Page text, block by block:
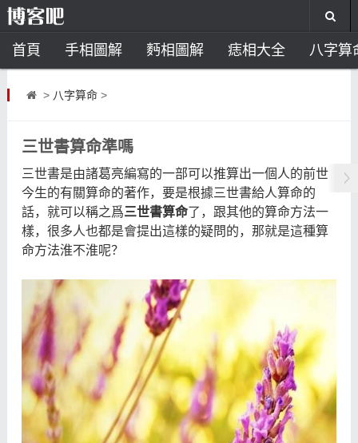
首頁 手相圖解 麪相圖解 痣相大全 八字算
風水開運 助運飾品
> 八字算命>
三世書算命準嗎
三世書是由諸葛亮編寫的一部可以推算出一個人的前世
今生的有關算命的著作，要是根據三世書給人算命的
話，就可以稱之爲三世書算命了，跟其他的算命方法一
樣，很多人也都是會提出這樣的疑問的，那就是這種算
命方法淮不淮呢？